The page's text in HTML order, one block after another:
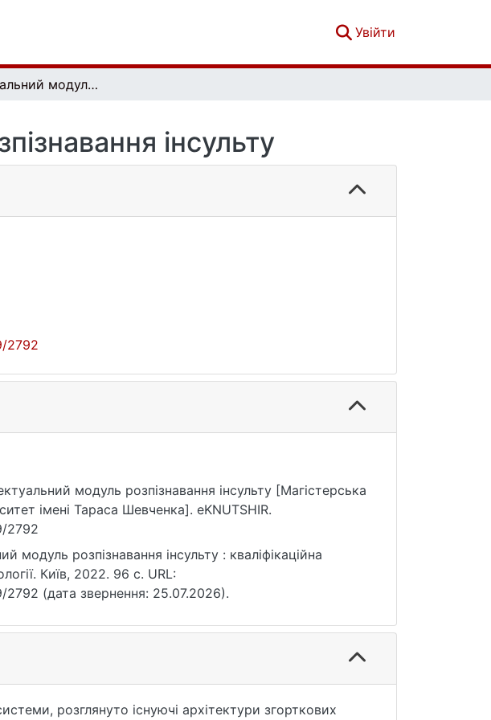
Увійти
Інтелектуальний модуль розпізнавання інсульту
інсульту
2792
модуль розпізнавання інсульту [Магістерська
імені Тараса Шевченка]. eKNUTSHIR.
2792
розпізнавання інсульту : кваліфікаційна
Київ, 2022. 96 с. URL:
(дата звернення: 25.07.2026).
розглянуто існуючі архітектури згорткових